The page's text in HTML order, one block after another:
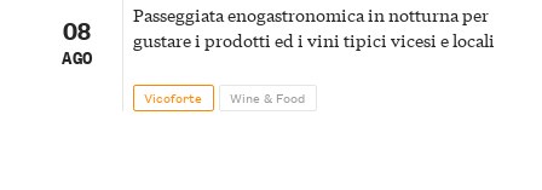
08
AGO
Passeggiata enogastronomica in notturna per
gustare i prodotti ed i vini tipici vicesi e locali
Vicoforte Wine & Food